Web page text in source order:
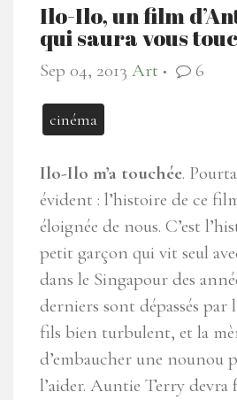
Ilo-Ilo, un film
qui saura vous
Sep 04, 2013 Art ● 6
cinéma
Ilo-Ilo m’a touchée.
évident : l’histoire de ce
éloignée de nous. C’est
petit garçon qui vit seul
dans le Singapour des
derniers sont dépassés par
fils bien turbulent, et la
d’embaucher une nounou
l’aider. Auntie Terry devra